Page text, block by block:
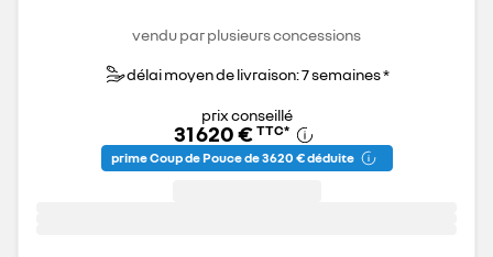
vendu par plusieurs concessions
délai moyen de livraison: 7 semaines *
prix conseillé
31 620 € TTC*
prime Coup de Pouce de 3 620 € déduite